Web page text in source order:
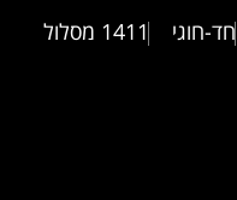
חד-חוגי 1411 מסלול